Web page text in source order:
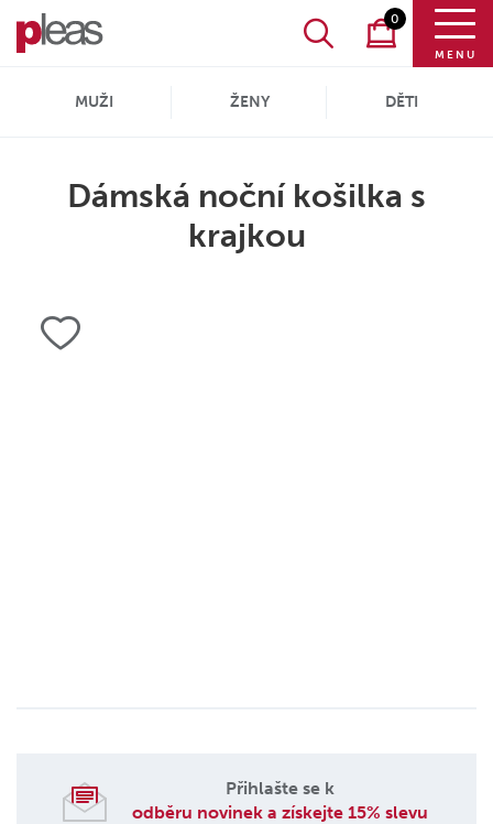
0
MENU
MUŽI ŽENY DĚTI
Dámská noční košilka s
krajkou
Přihlašte se k
odběru novinek a získejte 15% slevu